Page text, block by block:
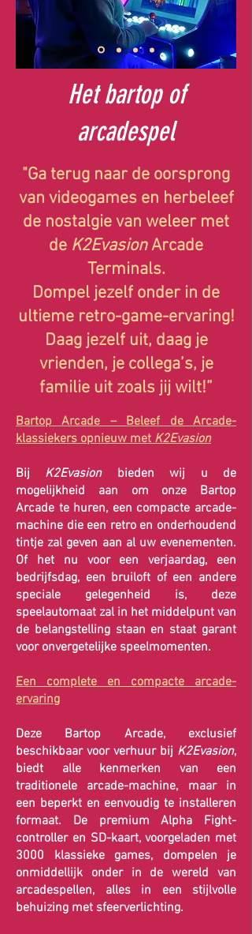
Het bartop of
arcadespel
"Ga terug naar de oorsprong
van videogames en herbeleef
de nostalgie van weleer met
de K2EvasionArcade
Terminals.
Dompel jezelf onder in de
ultieme retro-game-ervaring!
Daag jezelf uit, daag je
vrienden, je collega’s, je
familie uit zoals jij wilt!”
Bartop Arcade – Beleef de Arcade-
klassiekers opnieuw metK2Evasion
Bij K2Evasionbieden wij u de
mogelijkheid aan om onze Bartop
Arcade te huren, een compacte arcade-
machine die een retro en onderhoudend
tintje zal geven aan al uw evenementen.
Of het nu voor een verjaardag, een
bedrijfsdag, een bruiloft of een andere
speciale gelegenheid is, deze
speelautomaat zal in het middelpunt van
de belangstelling staan ​​en staat garant
voor onvergetelijke speelmomenten.
Een complete en compacte arcade-
ervaring
Deze Bartop Arcade, exclusief
beschikbaar voor verhuur bij K2Evasion,
biedt alle kenmerken van een
traditionele arcade-machine, maar in
een beperkt en eenvoudig te installeren
formaat. De premium Alpha Fight-
controller en SD-kaart, voorgeladen met
3000 klassieke games, dompelen je
onmiddellijk onder in de wereld van
arcadespellen, alles in een stijlvolle
behuizing met sfeerverlichting.